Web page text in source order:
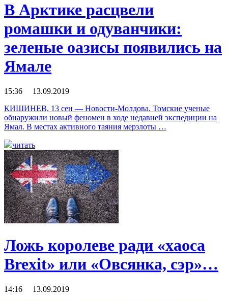
В Арктике расцвели
ромашки и одуванчики:
зеленые оазисы появились на
Ямале
15:36 13.09.2019
КИШИНЕВ, 13 сен — Новости-Молдова. Томские ученые
обнаружили новый феномен в ходе недавней экспедиции на
Ямал. В местах активного таяния мерзлоты …
читать
Ложь королеве ради «хаоса
Brexit» или «Овсянка, сэр»…
14:16 13.09.2019